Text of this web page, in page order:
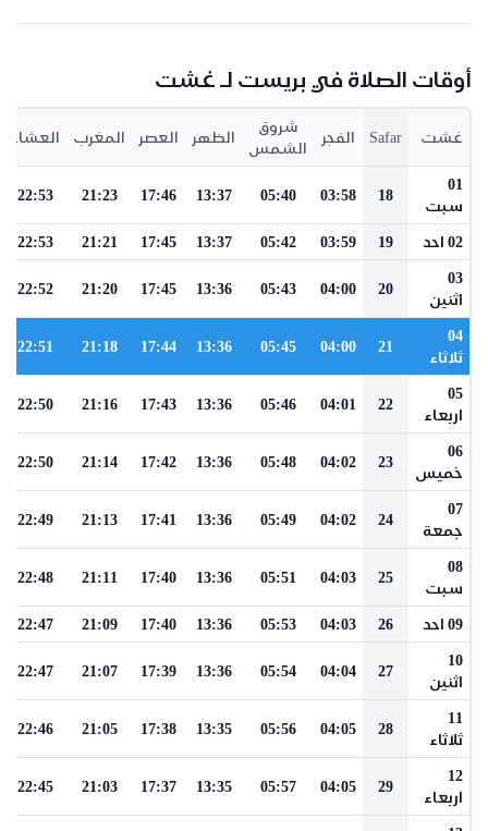
أوقات الصلاة في بريست لـ غشت
غشت Safar الفجر
شروق
الشمس
الظهر العصر المغرب العشاء
01
سبت
18
03:58
05:40
13:37
17:46
21:23
22:53
02 احد 19
03:59
05:42
13:37
17:45
21:21
22:53
03
اثنين
20
04:00
05:43
13:36
17:45
21:20
22:52
04
ثلاثاء
21
04:00
05:45
13:36
17:44
21:18
22:51
05
اربعاء
22
04:01
05:46
13:36
17:43
21:16
22:50
06
خميس
23
04:02
05:48
13:36
17:42
21:14
22:50
07
جمعة
24
04:02
05:49
13:36
17:41
21:13
22:49
08
سبت
25
04:03
05:51
13:36
17:40
21:11
22:48
09 احد 26
04:03
05:53
13:36
17:40
21:09
22:47
10
اثنين
27
04:04
05:54
13:36
17:39
21:07
22:47
11
ثلاثاء
28
04:05
05:56
13:35
17:38
21:05
22:46
12
اربعاء
29
04:05
05:57
13:35
17:37
21:03
22:45